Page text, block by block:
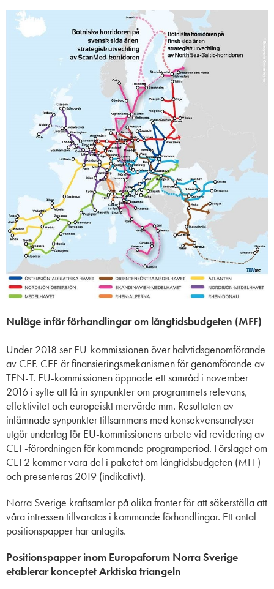
Nuläge inför förhandlingar om långtidsbudgeten (MFF)
Under 2018 ser EU-kommissionen över halvtidsgenomförande
av CEF. CEF är finansieringsmekanismen för genomförande av
TEN-T. EU-kommissionen öppnade ett samråd i november
2016 i syfte att få in synpunkter om programmets relevans,
effektivitet och europeiskt mervärde mm. Resultaten av
inlämnade synpunkter tillsammans med konsekvensanalyser
utgör underlag för EU-kommissionens arbete vid revidering av
CEF-förordningen för kommande programperiod. Förslaget om
CEF2 kommer vara del i paketet om långtidsbudgeten (MFF)
och presenteras 2019 (indikativt).
Norra Sverige kraftsamlar på olika fronter för att säkerställa att
våra intressen tillvaratas i kommande förhandlingar. Ett antal
positionspapper har antagits.
Positionspapper inom Europaforum Norra Sverige
etablerar konceptet Arktiska triangeln